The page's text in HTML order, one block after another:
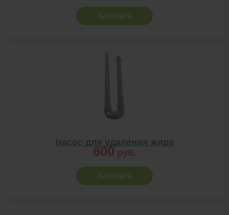
Заказать
Насос для удаления жира
600 руб.
Заказать